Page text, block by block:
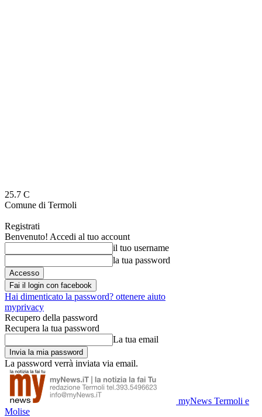
25.7 C
Comune di Termoli
Registrati
Benvenuto! Accedi al tuo account
il tuo username
la tua password
Fai il login con facebook
Hai dimenticato la password? ottenere aiuto
myprivacy
Recupero della password
Recupera la tua password
La tua email
La password verrà inviata via email.
myNews Termoli e
Molise